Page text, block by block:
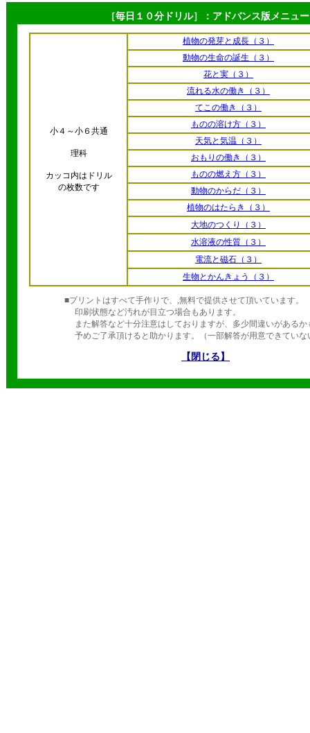
【閉じる】
［毎日１０分ドリル］：アドバンス版メニュー
小４～小６共通
理科
カッコ内はドリル
の枚数です
植物の発芽と成長（３）
動物の生命の誕生（３）
花と実（３）
流れる水の働き（３）
てこの働き（３）
ものの溶け方（３）
天気と気温（３）
おもりの働き（３）
ものの燃え方（３）
動物のからだ（３）
植物のはたらき（３）
大地のつくり（３）
水溶液の性質（３）
電流と磁石（３）
生物とかんきょう（３）
■プリントはすべて手作りで、,無料で提供させて頂いています。
印刷状態など汚れが目立つ場合もあります。
また解答など十分注意はしておりますが、多少間違いがあるか
予めご了承頂けると助かります。（一部解答が用意できていな